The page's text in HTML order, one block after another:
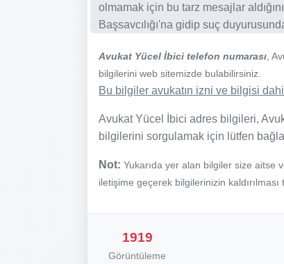
olmamak için bu tarz mesajlar
Başsavcılığı'na gidip suç
Avukat Yücel İbici telefon numarası ,
bilgilerini web sitemizde bulabilirsiniz.
Bu bilgiler avukatın izni ve bilgisi
Avukat Yücel İbici adres bilgileri,
bilgilerini sorgulamak için lütfen
Not: Yukarıda yer alan bilgiler size aitse
iletişime geçerek bilgilerinizin
1919
Görüntüleme